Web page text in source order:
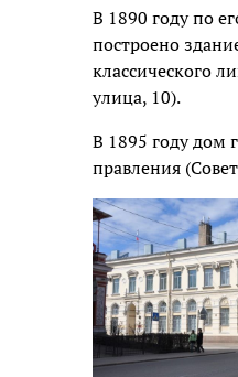
В 1890 году по
построено
классического
улица, 10).
В 1895 году дом
правления